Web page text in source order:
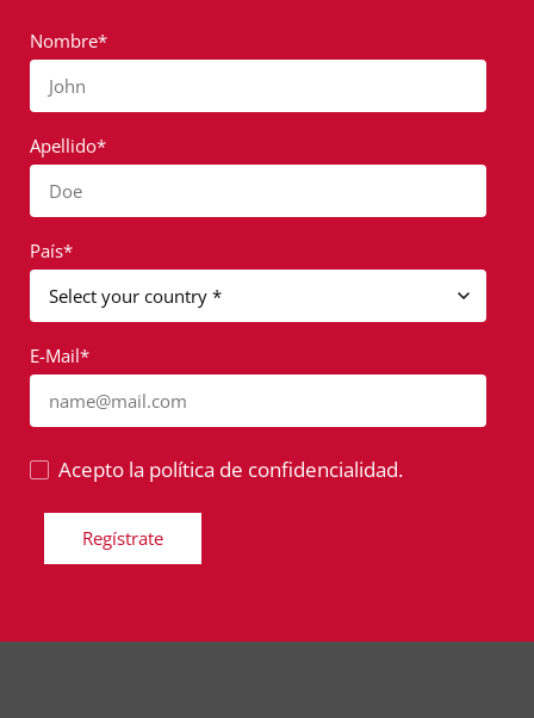
Nombre*
John
Apellido*
Doe
País*
E-Mail*
name@mail.com
Acepto la política de confidencialidad.
Regístrate